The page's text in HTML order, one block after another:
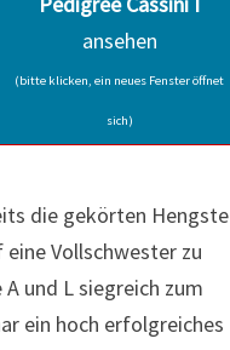
ansehen
(bitte klicken, ein neues Fenster öffnet
sich)
die gekörten Hengste
eine Vollschwester zu
und L siegreich zum
ein hoch erfolgreiches